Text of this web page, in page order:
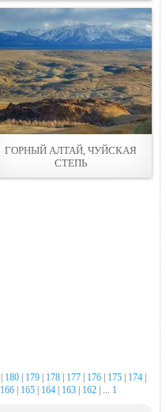
ГОРНЫЙ АЛТАЙ, ЧУЙСКАЯ
СТЕПЬ
180| 179| 178| 177| 176| 175| 174|
166| 165| 164| 163| 162| ... 1